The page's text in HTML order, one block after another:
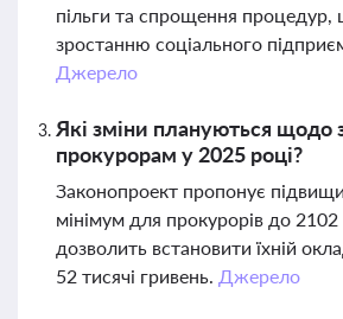
пільги та спрощення
зростанню соціального
Джерело
Які зміни плануються щодо
прокурорам у 2025 році?
Законопроект пропонує
мінімум для прокурорів до
дозволить встановити їхній
52 тисячі гривень. Джерело